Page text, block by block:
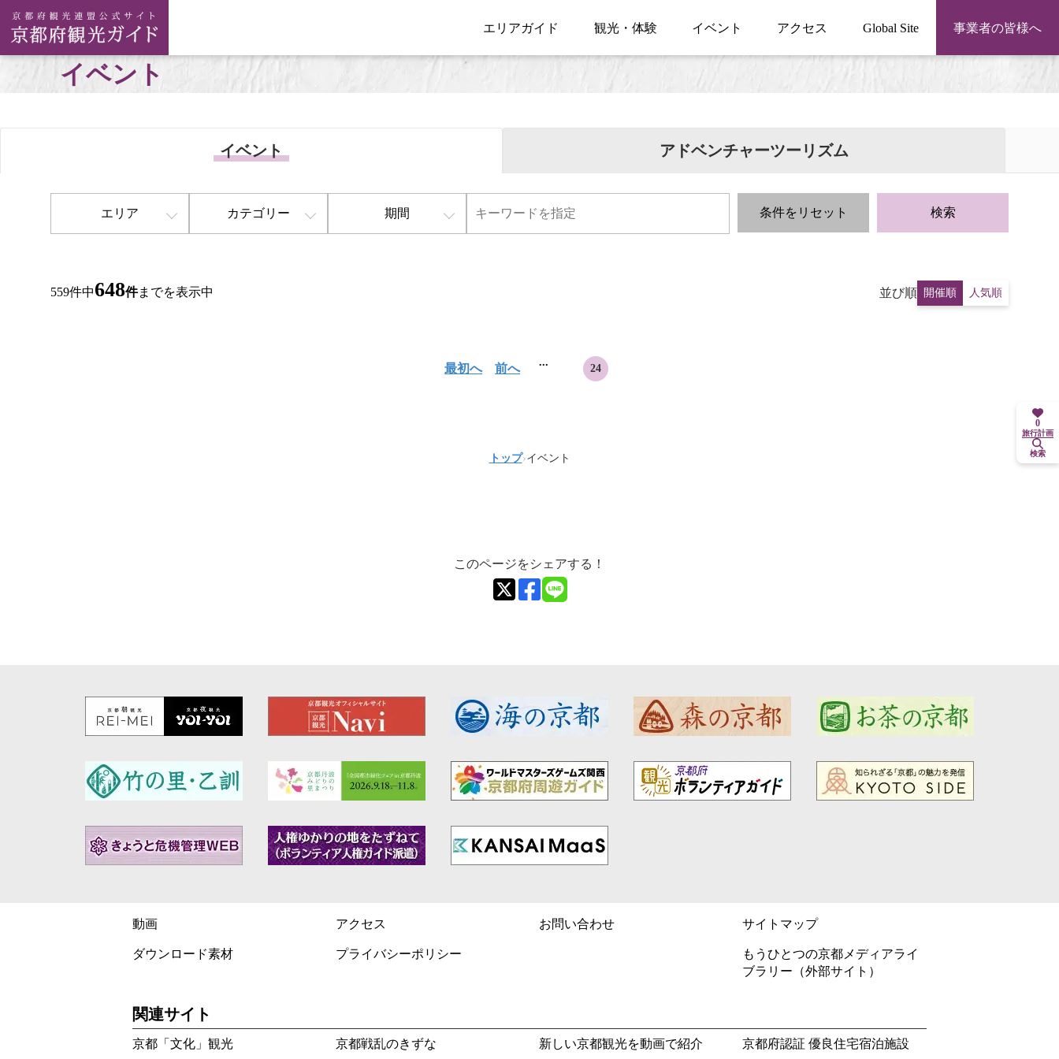
エリアガイド 観光・体験 イベント アクセス Global Site 事業者の皆様へ
イベント
イベント アドベンチャーツーリズム
エリア カテゴリー 期間 条件をリセット 検索
559件中648件までを表示中 並び順 開催順 人気順
最初へ 前へ ...
24
トップ›イベント
0
旅行計画
検索
このページをシェアする！
動画
ダウンロード素材
アクセス
プライバシーポリシー
お問い合わせ サイトマップ
もうひとつの京都メディアライ
ブラリー（外部サイト）
関連サイト
京都「文化」観光 京都戦乱のきずな 新しい京都観光を動画で紹介 京都府認証 優良住宅宿泊施設